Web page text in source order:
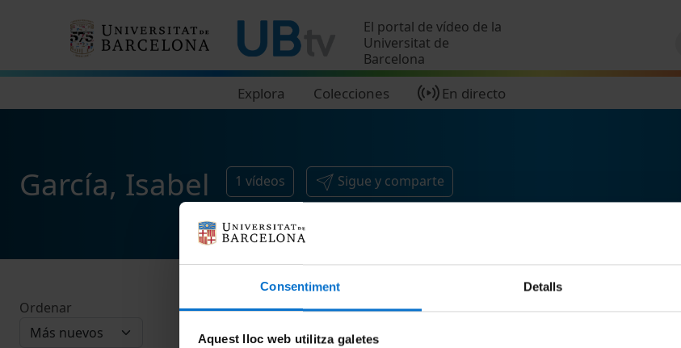
Consentiment Detalls
Aquest lloc web utilitza galetes
El portal de vídeo de la
Universitat de
Barcelona
Explora Colecciones En directo
García, Isabel 1 vídeos Sigue y comparte
Ordenar